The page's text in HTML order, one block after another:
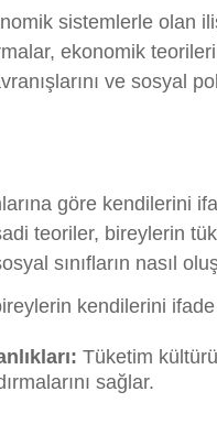
sistemlerle olan
ekonomik
ve sosyal
göre kendilerini
teoriler, bireylerin
sınıfların nasıl
kendilerini
Tüketim
sağlar.